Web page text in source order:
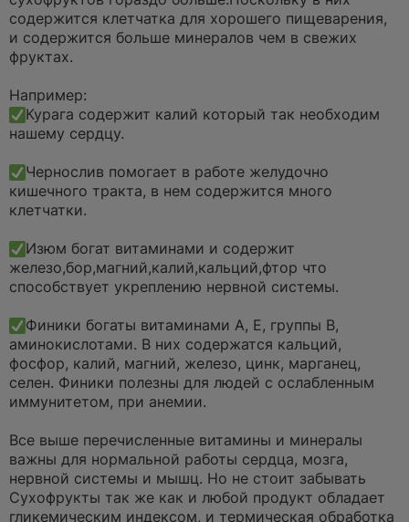
содержится клетчатка для хорошего пищеварения,
и содержится больше минералов чем в свежих
фруктах.
Например:
Курага содержит калий который так необходим
нашему сердцу.
Чернослив помогает в работе желудочно
кишечного тракта, в нем содержится много
клетчатки.
Изюм богат витаминами и содержит
железо,бор,магний,калий,кальций,фтор что
способствует укреплению нервной системы.
Финики богаты витаминами А, Е, группы В,
аминокислотами. В них содержатся кальций,
фосфор, калий, магний, железо, цинк, марганец,
селен. Финики полезны для людей с ослабленным
иммунитетом, при анемии.
Все выше перечисленные витамины и минералы
важны для нормальной работы сердца, мозга,
нервной системы и мышц. Но не стоит забывать
Сухофрукты так же как и любой продукт обладает
гликемическим индексом, и термическая обработка